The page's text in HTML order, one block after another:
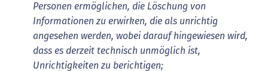
Personen ermöglichen, die Löschung von
Informationen zu erwirken, die als unrichtig
angesehen werden, wobei darauf hingewiesen wird,
dass es derzeit technisch unmöglich ist,
Unrichtigkeiten zu berichtigen;